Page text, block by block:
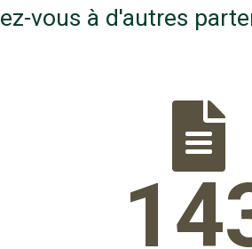
vous à d'autres